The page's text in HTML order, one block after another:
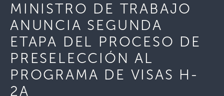
MINISTRO DE TRABAJO
ANUNCIA SEGUNDA
ETAPA DEL PROCESO DE
PRESELECCIÓN AL
PROGRAMA DE VISAS H-
2A